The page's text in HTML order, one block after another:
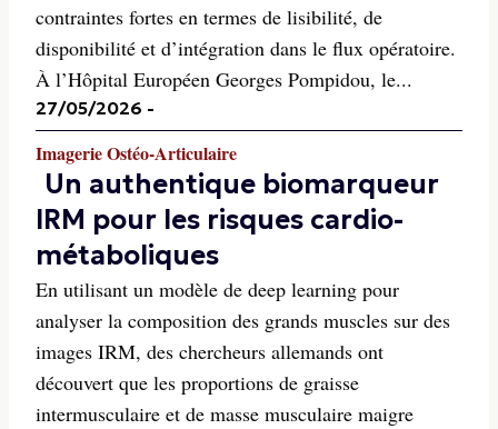
contraintes fortes en termes de lisibilité, de
disponibilité et d’intégration dans le flux opératoire.
À l’Hôpital Européen Georges Pompidou, le...
27/05/2026 -
Imagerie Ostéo-Articulaire
Un authentique biomarqueur
IRM pour les risques cardio-
métaboliques
En utilisant un modèle de deep learning pour
analyser la composition des grands muscles sur des
images IRM, des chercheurs allemands ont
découvert que les proportions de graisse
intermusculaire et de masse musculaire maigre